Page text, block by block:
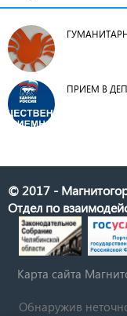
ПРИЕМ В
© 2017 -
Отдел по
Карта сайта
Обнаружив